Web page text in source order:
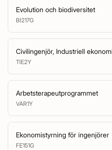
Evolution och biodiversitet
BI217G
Civilingenjör, Industriell
TIE2Y
Arbetsterapeutprogrammet
VAR1Y
Ekonomistyrning för ingenjörer
FE151G